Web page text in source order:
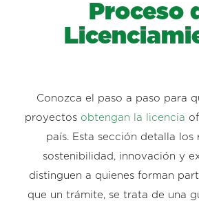
Proceso
Conozca el paso a paso para
proyectos obtengan la licencia
país. Esta sección detalla los
sostenibilidad, innovación y
distinguen a quienes forman
que un trámite, se trata de una